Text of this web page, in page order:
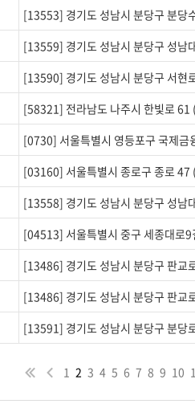
[13553] 경기도 성남시 분당구 분당
[13559] 경기도 성남시 분당구 성남
[13590] 경기도 성남시 분당구 서현
[58321] 전라남도 나주시 한빛로
[0730] 서울특별시 영등포구 국제금
[03160] 서울특별시 종로구 종로 47
[13558] 경기도 성남시 분당구 성남
[04513] 서울특별시 중구 세종대로
[13486] 경기도 성남시 분당구 판교
[13486] 경기도 성남시 분당구 판교
[13591] 경기도 성남시 분당구 분당
1 2 3 4 5 6 7 8 9 10